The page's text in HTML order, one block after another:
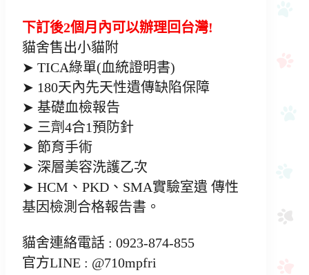
下訂後2個月內可以辦理回台灣!
貓舍售出小貓附
➤ TICA綠單(血統證明書)
➤ 180天內先天性遺傳缺陷保障
➤ 基礎血檢報告
➤ 三劑4合1預防針
➤ 節育手術
➤ 深層美容洗護乙次
➤ HCM、PKD、SMA實驗室遺 傳性
基因檢測合格報告書。
貓舍連絡電話 : 0923-874-855
官方LINE : @710mpfri